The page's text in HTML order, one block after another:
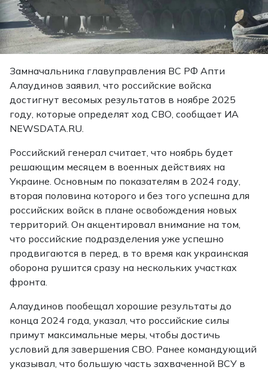
Замначальника главуправления ВС РФ Апти
Алаудинов заявил, что российские войска
достигнут весомых результатов в ноябре 2025
году, которые определят ход СВО, сообщает ИА
NEWSDATA.RU.
Российский генерал считает, что ноябрь будет
решающим месяцем в военных действиях на
Украине. Основным по показателям в 2024 году,
вторая половина которого и без того успешна для
российских войск в плане освобождения новых
территорий. Он акцентировал внимание на том,
что российские подразделения уже успешно
продвигаются в перед, в то время как украинская
оборона рушится сразу на нескольких участках
фронта.
Алаудинов пообещал хорошие результаты до
конца 2024 года, указал, что российские силы
примут максимальные меры, чтобы достичь
условий для завершения СВО. Ранее командующий
указывал, что большую часть захваченной ВСУ в